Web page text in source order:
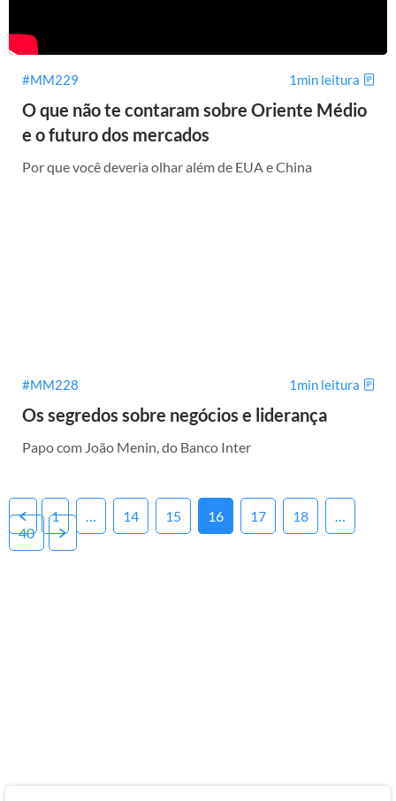
#MM229 1min leitura
O que não te contaram sobre Oriente Médio
e o futuro dos mercados
Por que você deveria olhar além de EUA e China
#MM228 1min leitura
Os segredos sobre negócios e liderança
Papo com João Menin, do Banco Inter
Posts
pagination
1 … 14 15 16 17 18
…
40